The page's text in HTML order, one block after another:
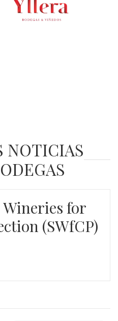
NOTICIAS
Wineries for
(SWfCP)